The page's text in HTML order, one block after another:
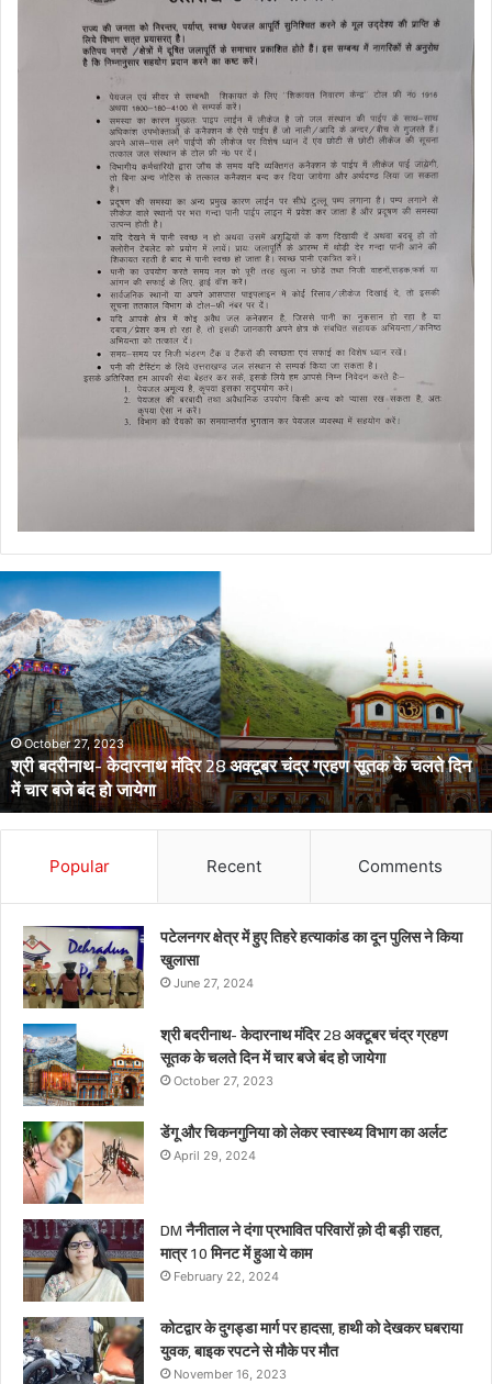
डेंगू
और
चिकनगुनिया
को
लेकर
स्वास्थ्य
विभाग
का
अर्लटApril 29, 2024
डेंगू और चिकनगुनिया को लेकर स्वास्थ्य विभाग का अर्लट
Popular Recent Comments
पटेलनगर क्षेत्र में हुए तिहरे हत्याकांड का दून पुलिस ने किया
खुलासा
June 27, 2024
श्री बदरीनाथ- केदारनाथ मंदिर 28 अक्टूबर चंद्र ग्रहण
सूतक के चलते दिन में चार बजे बंद हो जायेगा
October 27, 2023
डेंगू और चिकनगुनिया को लेकर स्वास्थ्य विभाग का अर्लट
April 29, 2024
DM नैनीताल ने दंगा प्रभावित परिवारों क़ो दी बड़ी राहत,
मात्र 10 मिनट में हुआ ये काम
February 22, 2024
कोटद्वार के दुगड्डा मार्ग पर हादसा, हाथी को देखकर घबराया
युवक, बाइक रपटने से मौके पर मौत
November 16, 2023